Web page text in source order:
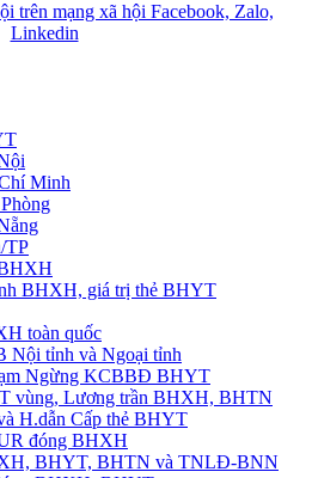
trên mạng xã hội Facebook, Zalo,
Linkedin
Minh
TP
BHXH, giá trị thẻ BHYT
toàn quốc
Nội tỉnh và Ngoại tỉnh
Ngừng KCBBĐ BHYT
vùng, Lương trần BHXH, BHTN
H.dẫn Cấp thẻ BHYT
đóng BHXH
BHYT, BHTN và TNLĐ-BNN